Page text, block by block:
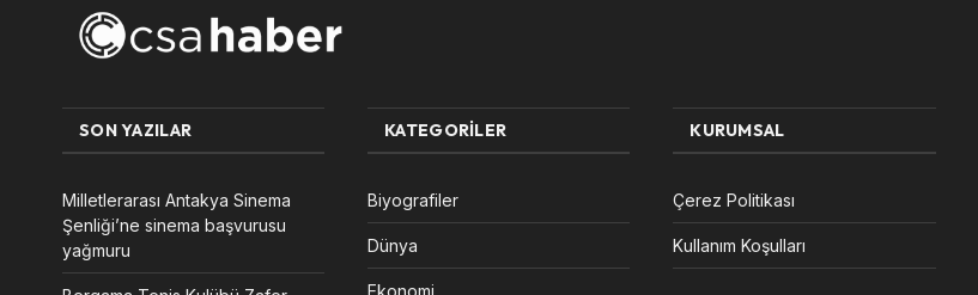
SON YAZILAR
Milletlerarası Antakya Sinema
Şenliği’ne sinema başvurusu
yağmuru
KATEGORILER
Biyografiler
Dünya
Ekonomi
KURUMSAL
Çerez Politikası
Kullanım Koşulları